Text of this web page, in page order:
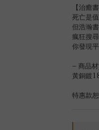
【治癒
死亡是
但浩瀚
瘋狂搜
你發現
– 商品
黃銅鍍
特惠款